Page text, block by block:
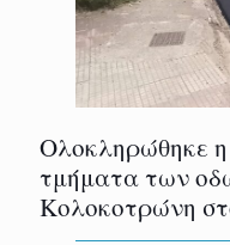
Ολοκληρώθηκε
τμήματα των
Κολοκοτρώνη